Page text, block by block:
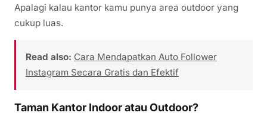
Apalagi kalau kantor kamu punya area outdoor yang
cukup luas.
Read also: Cara Mendapatkan Auto Follower
Instagram Secara Gratis dan Efektif
Taman Kantor Indoor atau Outdoor?